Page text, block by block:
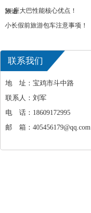
旅途
56 座大巴性能核心优点！
小长假前旅游包车注意事项！
联系我们
地 址：宝鸡市斗中路
联系人：刘军
电 话：18609172995
邮 箱：405456179@qq.com